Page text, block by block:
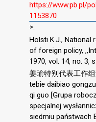
https://www.pb.pl/
1153870
>.
Holsti K.J., National
of foreign policy,
1970, vol. 14, no. 3,
姜瑜特别代表工作
tebie daibiao
qi guo [Grupa
specjalnej
siedmiu państwach